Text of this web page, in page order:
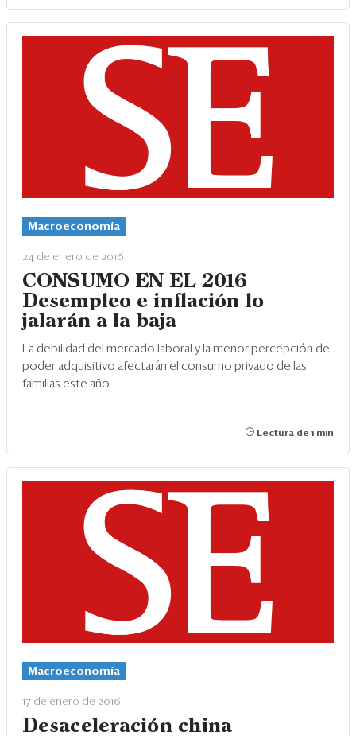
Macroeconomía
24 de enero de 2016
CONSUMO EN EL 2016
Desempleo e inflación lo
jalarán a la baja
La debilidad del mercado laboral y la menor percepción de
poder adquisitivo afectarán el consumo privado de las
familias este año
Lectura de 1 min
Macroeconomía
17 de enero de 2016
Desaceleración china